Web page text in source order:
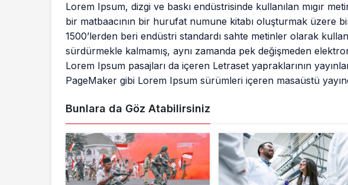
Lorem Ipsum, dizgi ve baskı endüstrisinde kullanılan mıgır
bir matbaacının bir hurufat numune kitabı oluşturmak üzere bir
1500’lerden beri endüstri standardı sahte metinler olarak
sürdürmekle kalmamış, aynı zamanda pek değişmeden
Lorem Ipsum pasajları da içeren Letraset yapraklarının
PageMaker gibi Lorem Ipsum sürümleri içeren masaüstü
Bunlara da Göz Atabilirsiniz